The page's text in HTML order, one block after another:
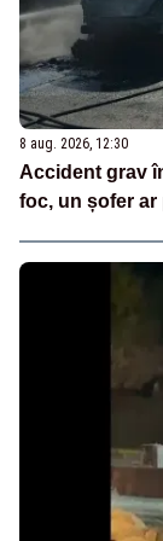
8 aug. 2026, 12:30
Accident grav
foc, un șofer ar